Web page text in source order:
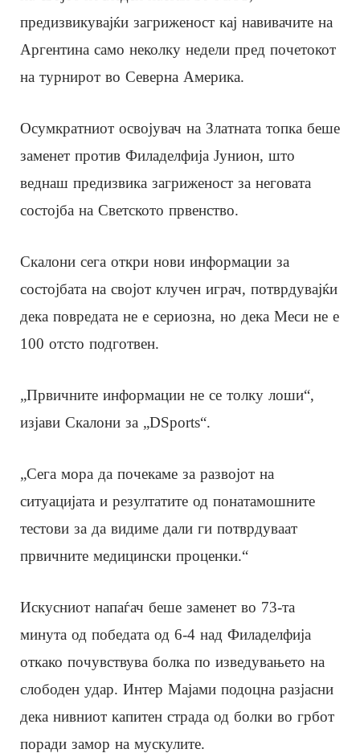
предизвикувајќи загриженост кај навивачите на
Аргентина само неколку недели пред почетокот
на турнирот во Северна Америка.
Осумкратниот освојувач на Златната топка беше
заменет против Филаделфија Јунион, што
веднаш предизвика загриженост за неговата
состојба на Светското првенство.
Скалони сега откри нови информации за
состојбата на својот клучен играч, потврдувајќи
дека повредата не е сериозна, но дека Меси не е
100 отсто подготвен.
„Првичните информации не се толку лоши“,
изјави Скалони за „DSports“.
„Сега мора да почекаме за развојот на
ситуацијата и резултатите од понатамошните
тестови за да видиме дали ги потврдуваат
првичните медицински проценки.“
Искусниот напаѓач беше заменет во 73-та
минута од победата од 6-4 над Филаделфија
откако почувствува болка по изведувањето на
слободен удар. Интер Мајами подоцна разјасни
дека нивниот капитен страда од болки во грбот
поради замор на мускулите.